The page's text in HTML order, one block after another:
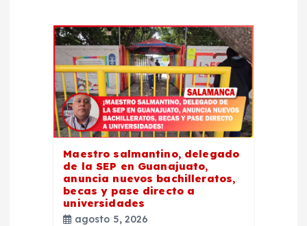
Maestro salmantino, delegado
de la SEP en Guanajuato,
anuncia nuevos bachilleratos,
becas y pase directo a
universidades
agosto 5, 2026